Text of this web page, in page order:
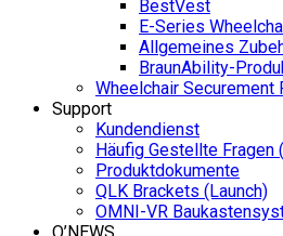
BestVest
E-Series
Allgemeines
BraunAbility-
Wheelchair Securement
Support
Kundendienst
Häufig Gestellte Fragen
Produktdokumente
QLK Brackets (Launch)
OMNI-VR